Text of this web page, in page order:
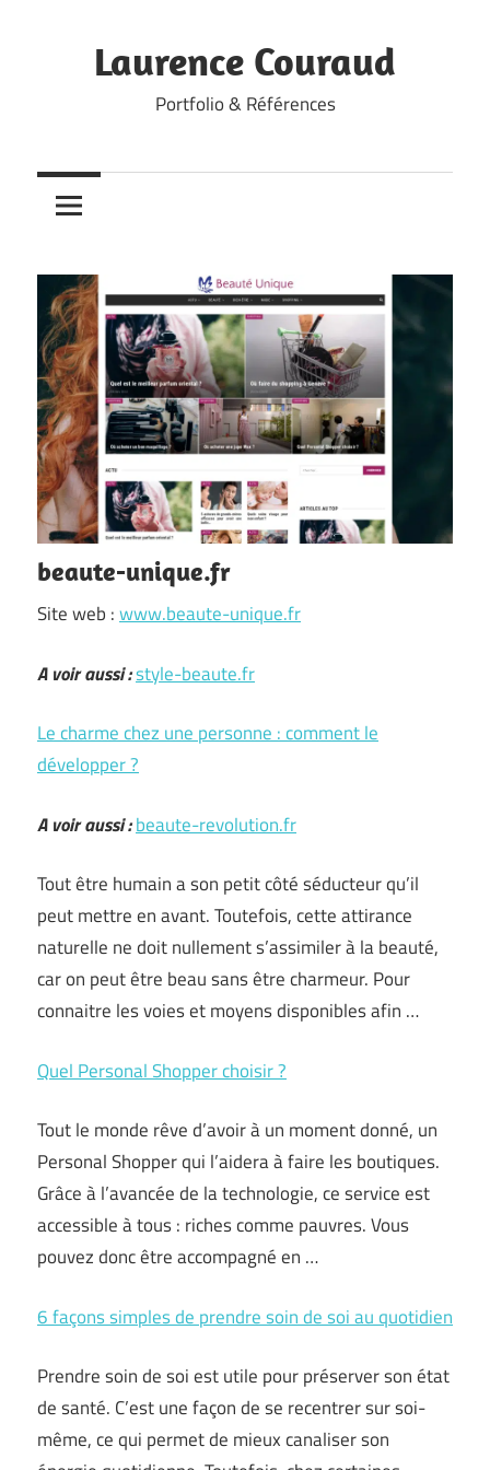
contentLaurence Couraud
Portfolio & Références
beaute-unique.fr
Site web :www.beaute-unique.fr
A voir aussi :style-beaute.fr
Le charme chez une personne : comment le
développer ?
A voir aussi :beaute-revolution.fr
Tout être humain a son petit côté séducteur qu’il
peut mettre en avant. Toutefois, cette attirance
naturelle ne doit nullement s’assimiler à la beauté,
car on peut être beau sans être charmeur. Pour
connaitre les voies et moyens disponibles afin …
Quel Personal Shopper choisir ?
Tout le monde rêve d’avoir à un moment donné, un
Personal Shopper qui l’aidera à faire les boutiques.
Grâce à l’avancée de la technologie, ce service est
accessible à tous : riches comme pauvres. Vous
pouvez donc être accompagné en …
6 façons simples de prendre soin de soi au quotidien
Prendre soin de soi est utile pour préserver son état
de santé. C’est une façon de se recentrer sur soi-
même, ce qui permet de mieux canaliser son